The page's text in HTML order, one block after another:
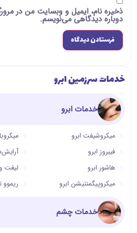
ذخیره نام، ایمیل و وبسایت من در
دوباره دیدگاهی می‌نویسم.
خدمات سرزمین ابرو
خدمات ابرو
میکروشیفت ابرو
فیبروز ابرو
هاشور ابرو
میکروپیگمنتیشن ابرو
لیفت
ریموو
خدمات چشم